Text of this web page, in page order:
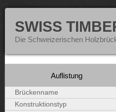
SWISS
Die Schweizerischen
Auflistung
Brückenname
Konstruktionstyp